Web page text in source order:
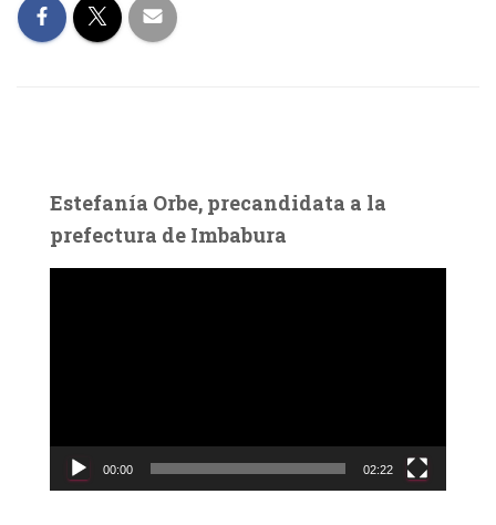
Estefanía Orbe, precandidata a la
prefectura de Imbabura
c
00:00 02:22